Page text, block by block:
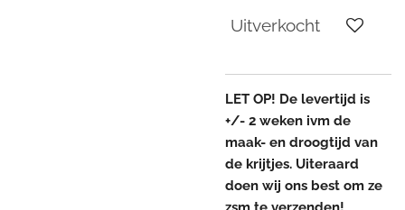
Uitverkocht
LET OP! De levertijd is
+/- 2 weken ivm de
maak- en droogtijd van
de krijtjes. Uiteraard
doen wij ons best om ze